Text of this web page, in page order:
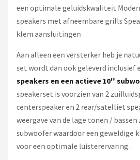
een optimale geluidskwaliteit
speakers met afneembare grills
klem aansluitingen
Aan alleen een versterker heb je
set wordt dan ook geleverd inclusief
speakers en een actieve 10''
speakerset is voorzien van 2
centerspeaker en 2 rear/satelliet
weergave van de lage tonen /
subwoofer waardoor een geweldige
voor een optimale luisterervaring.